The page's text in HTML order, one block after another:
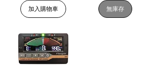
加入購物車 無庫存